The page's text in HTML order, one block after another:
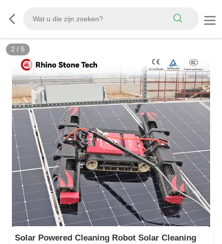
2 / 5
Solar Powered Cleaning Robot Solar Cleaning